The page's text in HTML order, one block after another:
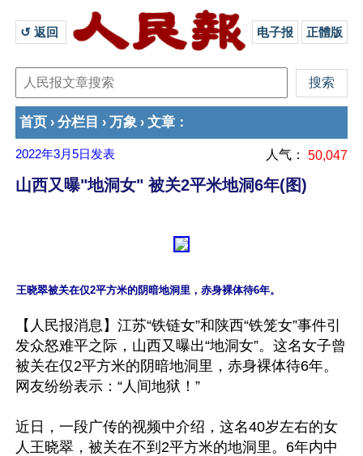
↺ 返回 电子报 正體版
首页 › 分栏目 › 万象 › 文章 ：
2022年3月5日 发表 人气： 50,047
山西又曝"地洞女" 被关2平米地洞6年(图)
【人民报消息】江苏“铁链女”和陕西“铁笼女”事件引
发众怒难平之际，山西又曝出“地洞女”。这名女子曾
被关在仅2平方米的阴暗地洞里，赤身裸体待6年。
网友纷纷表示：“人间地狱！”
近日，一段广传的视频中介绍，这名40岁左右的女
人王晓翠，被关在不到2平方米的地洞里。6年内中